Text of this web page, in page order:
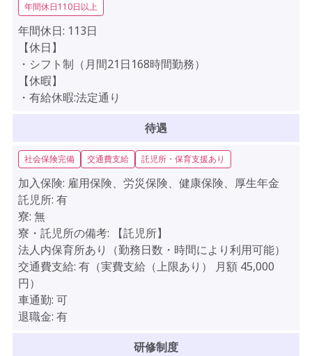
年間休日110日以上
年間休日: 113日
【休日】
・シフト制（月間21日168時間勤務）
【休暇】
・有給休暇:法定通り
待遇
社会保険完備 交通費支給 託児所・保育支援あり
加入保険: 雇用保険、労災保険、健康保険、厚生年金
託児所: 有
寮: 無
寮・託児所の備考:
【託児所】
法人内保育所あり（勤務日数・時間により利用可能）
交通費支給: 有（実費支給（上限あり） 月額 45,000
円）
車通勤: 可
退職金: 有
研修制度